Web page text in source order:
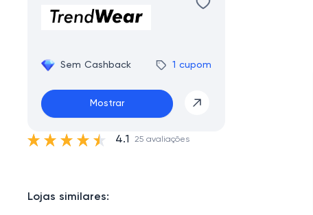
Sem Cashback 1 cupom
Mostrar
4.1 25 avaliações
Lojas similares: